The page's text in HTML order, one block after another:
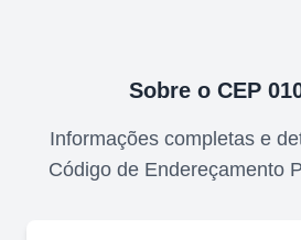
Sobre o CEP
Informações completas e
Código de Endereçamento